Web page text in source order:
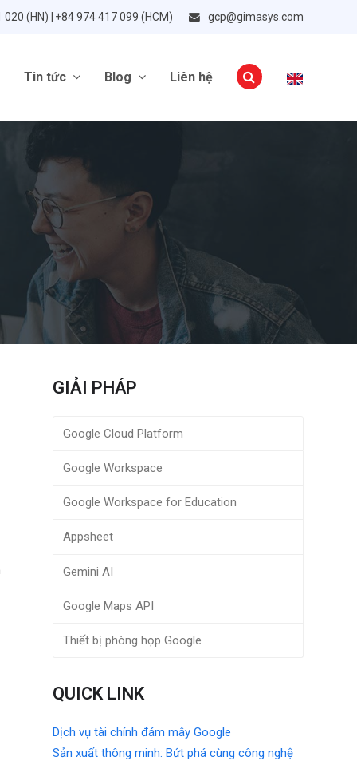
(HN) | +84 974 417 099 (HCM) gcp@gimasys.com
Tin tức Blog Liên hệ
GIẢI PHÁP
Google Cloud Platform
Google Workspace
Google Workspace for Education
Appsheet
Gemini AI
Google Maps API
Thiết bị phòng họp Google
QUICK LINK
Dịch vụ tài chính đám mây Google
Sản xuất thông minh: Bứt phá cùng công nghệ